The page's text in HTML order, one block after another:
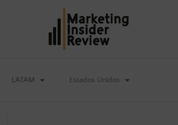
LATAM Estados Unidos